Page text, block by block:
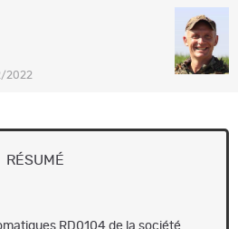
2022
RÉSUMÉ
RD0104 de la société